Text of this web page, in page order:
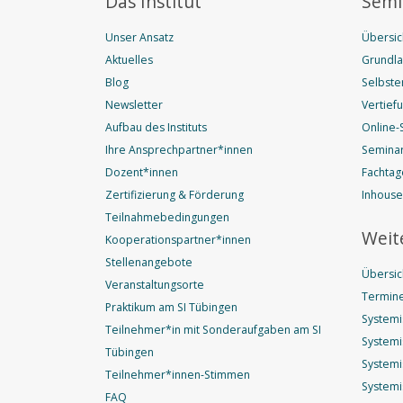
Unser Ansatz
Aktuelles
Blog
Newsletter
Aufbau des Instituts
Ihre Ansprechpartner*innen
Dozent*innen
Zertifizierung & Förderung
Teilnahmebedingungen
Kooperationspartner*innen
Stellenangebote
Veranstaltungsorte
Praktikum am SI Tübingen
Teilnehmer*in mit Sonderaufgaben am SI
Tübingen
Teilnehmer*innen-Stimmen
FAQ
Online-